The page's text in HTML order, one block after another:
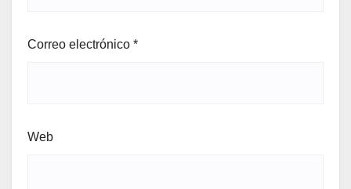
Correo electrónico *
Web